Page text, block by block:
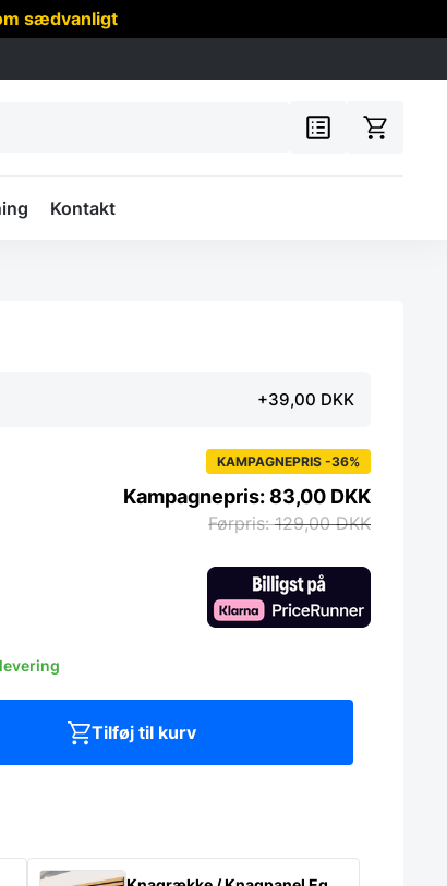
sædvanligt
Kontakt
+39,00 DKK
KAMPAGNEPRIS -36%
129,00DKK
83,00 DKK
Tilføj til kurv